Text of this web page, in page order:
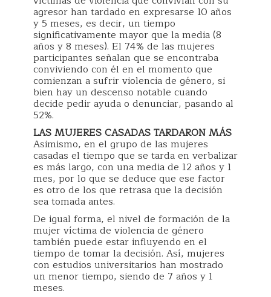
agresor han tardado en expresarse 10 años
y 5 meses, es decir, un tiempo
significativamente mayor que la media (8
años y 8 meses). El 74% de las mujeres
participantes señalan que se encontraba
conviviendo con él en el momento que
comienzan a sufrir violencia de género, si
bien hay un descenso notable cuando
decide pedir ayuda o denunciar, pasando al
52%.
LAS MUJERES CASADAS TARDARON MÁS
Asimismo, en el grupo de las mujeres
casadas el tiempo que se tarda en verbalizar
es más largo, con una media de 12 años y 1
mes, por lo que se deduce que ese factor
es otro de los que retrasa que la decisión
sea tomada antes.
De igual forma, el nivel de formación de la
mujer víctima de violencia de género
también puede estar influyendo en el
tiempo de tomar la decisión. Así, mujeres
con estudios universitarios han mostrado
un menor tiempo, siendo de 7 años y 1
meses.